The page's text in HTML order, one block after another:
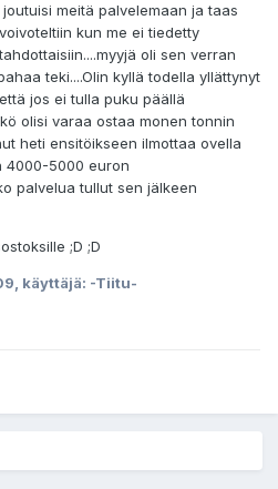
meitä palvelemaan ja taas
kun me ei tiedetty
oli sen verran
teki....Olin kyllä todella yllättynyt
jos ei tulla puku päällä
olisi varaa ostaa monen tonnin
heti ensitöikseen ilmottaa ovella
4000-5000 euron
palvelua tullut sen jälkeen
;D ;D
, käyttäjä: -Tiitu-